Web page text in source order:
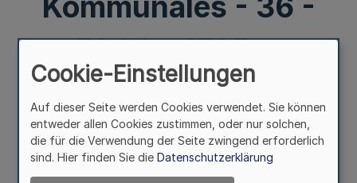
51.00 - 1725 v.
15.3.2013*)
Mehr
Cookie-Einstellungen
Auf dieser Seite werden Cookies verwendet. Sie können
entweder allen Cookies zustimmen, oder nur solchen,
die für die Verwendung der Seite zwingend erforderlich
sind. Hier finden Sie die Datenschutzerklärung